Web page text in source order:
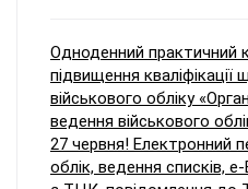
Одноденний практичний
підвищення кваліфікації
військового обліку
ведення військового
27 червня! Електронний
облік, ведення списків,